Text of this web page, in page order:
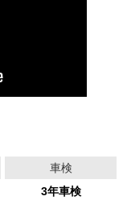
車検
3年車検